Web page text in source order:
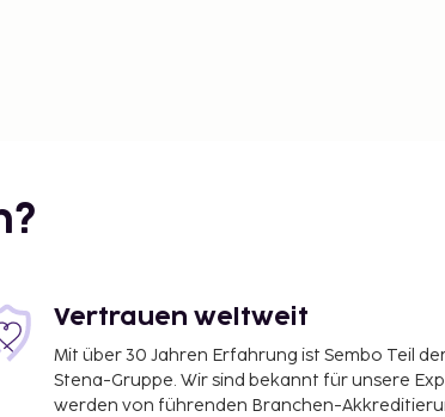
Vertrauen weltweit
Mit über 30 Jahren Erfahrung ist Sembo Teil
Stena-Gruppe. Wir sind bekannt für unsere
werden von führenden Branchen-